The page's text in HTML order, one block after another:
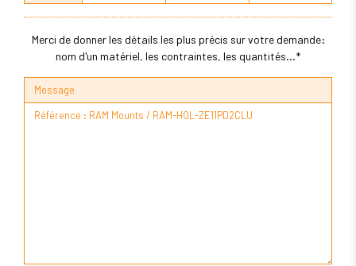
Merci de donner les détails les plus précis sur votre demande:
nom d'un matériel, les contraintes, les quantités...*
Message